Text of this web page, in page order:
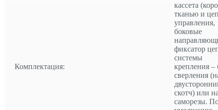
Комплектация:
кассета
тканью и
управления,
боковые
фиксатор
системы
крепления –
сверления
скотч) или
саморезы.